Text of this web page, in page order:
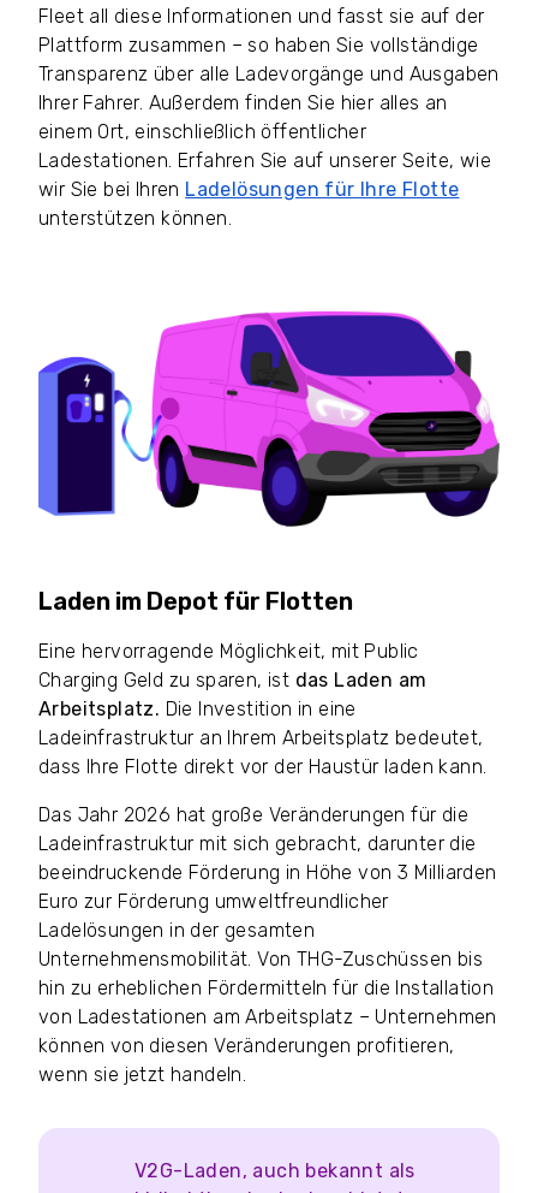
Fleet all diese Informationen und fasst sie auf der
Plattform zusammen – so haben Sie vollständige
Transparenz über alle Ladevorgänge und Ausgaben
Ihrer Fahrer. Außerdem finden Sie hier alles an
einem Ort, einschließlich öffentlicher
Ladestationen. Erfahren Sie auf unserer Seite, wie
wir Sie bei Ihren Ladelösungen für Ihre Flotte
unterstützen können.
Laden im Depot für Flotten
Eine hervorragende Möglichkeit, mit Public
Charging Geld zu sparen, ist das Laden am
Arbeitsplatz. Die Investition in eine
Ladeinfrastruktur an Ihrem Arbeitsplatz bedeutet,
dass Ihre Flotte direkt vor der Haustür laden kann.
Das Jahr 2026 hat große Veränderungen für die
Ladeinfrastruktur mit sich gebracht, darunter die
beeindruckende Förderung in Höhe von 3 Milliarden
Euro zur Förderung umweltfreundlicher
Ladelösungen in der gesamten
Unternehmensmobilität. Von THG-Zuschüssen bis
hin zu erheblichen Fördermitteln für die Installation
von Ladestationen am Arbeitsplatz – Unternehmen
können von diesen Veränderungen profitieren,
wenn sie jetzt handeln.
V2G-Laden, auch bekannt als